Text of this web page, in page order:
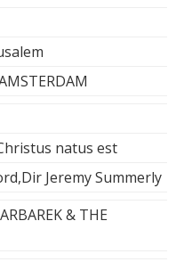
natus est
Jeremy Summerly
& THE